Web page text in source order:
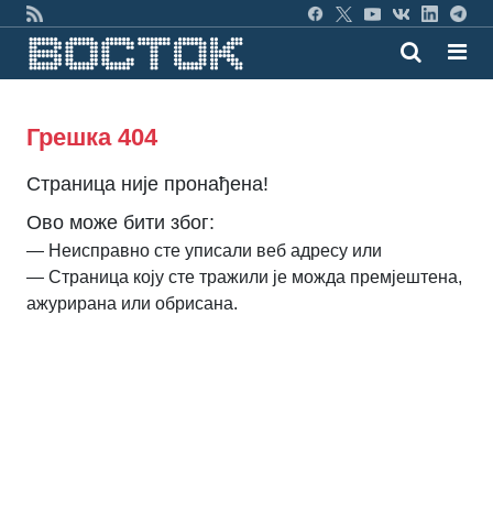
Грешка 404
Страница није пронађена!
Ово може бити због:
— Неисправно сте уписали веб адресу или
— Страница коју сте тражили је можда премјештена,
ажурирана или обрисана.